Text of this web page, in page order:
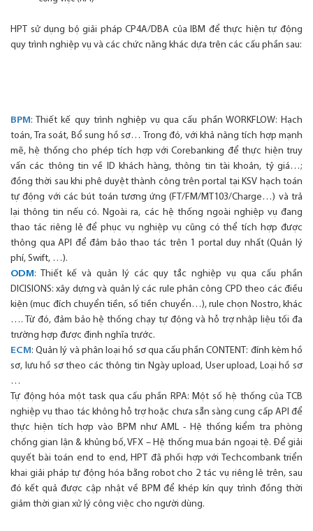
HPT sử dụng bộ giải pháp CP4A/DBA của IBM để thực hiện tự động
quy trình nghiệp vụ và các chức năng khác dựa trên các cấu phần sau:
BPM: Thiết kế quy trình nghiệp vụ qua cấu phần WORKFLOW: Hạch
toán, Tra soát, Bổ sung hồ sơ… Trong đó, với khả năng tích hợp mạnh
mẽ, hệ thống cho phép tích hợp với Corebanking để thực hiện truy
vấn các thông tin về ID khách hàng, thông tin tài khoản, tỷ giá…;
đồng thời sau khi phê duyệt thành công trên portal tại KSV hạch toán
tự động với các bút toán tương ứng (FT/FM/MT103/Charge…) và trả
lại thông tin nếu có. Ngoài ra, các hệ thống ngoài nghiệp vụ đang
thao tác riêng lẻ để phục vụ nghiệp vụ cũng có thể tích hợp được
thông qua API để đảm bảo thao tác trên 1 portal duy nhất (Quản lý
phí, Swift, …).
ODM: Thiết kế và quản lý các quy tắc nghiệp vụ qua cấu phần
DICISIONS: xây dựng và quản lý các rule phân công CPD theo các điều
kiện (mục đích chuyển tiền, số tiền chuyển…), rule chọn Nostro, khác
…. Từ đó, đảm bảo hệ thống chạy tự động và hỗ trợ nhập liệu tối đa
trường hợp được định nghĩa trước.
ECM: Quản lý và phân loại hồ sơ qua cấu phần CONTENT: đính kèm hồ
sơ, lưu hồ sơ theo các thông tin Ngày upload, User upload, Loại hồ sơ
…
Tự động hóa một task qua cấu phần RPA: Một số hệ thống của TCB
nghiệp vụ thao tác không hỗ trợ hoặc chưa sẵn sàng cung cấp API để
thực hiện tích hợp vào BPM như AML - Hệ thống kiểm tra phòng
chống gian lận & khủng bố, VFX – Hệ thống mua bán ngoại tệ. Để giải
quyết bài toán end to end, HPT đã phối hợp với Techcombank triển
khai giải pháp tự động hóa bằng robot cho 2 tác vụ riêng lẻ trên, sau
đó kết quả được cập nhật về BPM để khép kín quy trình đồng thời
giảm thời gian xử lý công việc cho người dùng.